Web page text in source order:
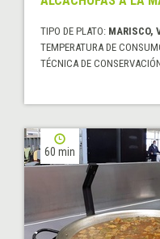
TIPO DE PLATO: MARISCO,
TEMPERATURA DE
TÉCNICA DE
60 min